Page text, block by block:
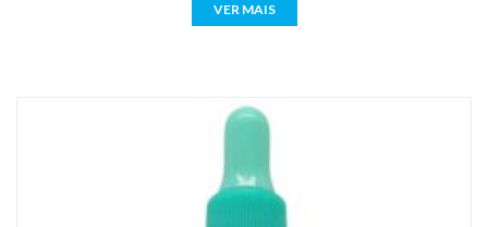
VER MAIS